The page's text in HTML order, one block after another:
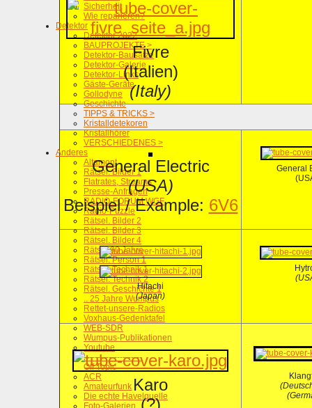
Sicherheit
Wie reparieren?
Detektor
Detektor 2022
BAUPROJEKTE >
Detektor-Bausätze
Detektor-Galerie
Detektor-Links
Gäste-Geräte
Gollodyne
Geschichte
TIPPS & TRICKS >
Kristalldetekoren
Kristallhörer
VERSCHIEDENES >
Anderes
Altamont
Rätsel. Bilder 1
Flatrates, Streams
Presse-Anfragen
RADIO-FORUM WGF
Radio-Puzzle
Rätsel. Bilder 2
Rätsel. Bilder 3
Rätsel. Bilder 4
Rätsel 90 Jahre
Rätsel. Person 1
Rätsel. Technik 1
Rätsel. Technik 2
Rätsel. Geschichte 1
.. 25 Jahre Wumpus
Rettet-unsere-Radios
Voxhaus-Gedenktafel
WEB-SDR
Wumpus-Publikationen
Youtube
---------------------
Off Topic
ACR
Amateurfunk
Die echte Havelquelle
Foto-Galerien
Fivre
(Italien)
(Italy)
General Electric
(USA)
Beispiel / Example: 6V6
General
Hitachi
(Japan)
Karo
(?)